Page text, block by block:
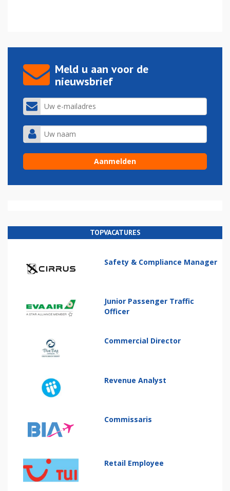
Meld u aan voor de
nieuwsbrief
TOPVACATURES
Safety & Compliance Manager
Junior Passenger Traffic
Officer
Commercial Director
Revenue Analyst
Commissaris
Retail Employee